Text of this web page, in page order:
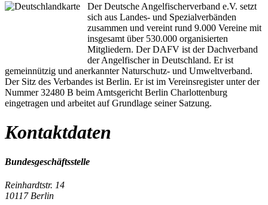
Der Deutsche Angelfischerverband e.V. setzt
sich aus Landes- und Spezialverbänden
zusammen und vereint rund 9.000 Vereine mit
insgesamt über 530.000 organisierten
Mitgliedern. Der DAFV ist der Dachverband
der Angelfischer in Deutschland. Er ist
gemeinnützig und anerkannter Naturschutz- und Umweltverband.
Der Sitz des Verbandes ist Berlin. Er ist im Vereinsregister unter der
Nummer 32480 B beim Amtsgericht Berlin Charlottenburg
eingetragen und arbeitet auf Grundlage seiner Satzung.
Kontaktdaten
Bundesgeschäftsstelle
Reinhardtstr. 14
10117 Berlin